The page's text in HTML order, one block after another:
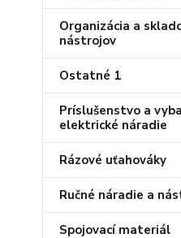
Organizácia a
nástrojov
Ostatné 1
Príslušenstvo a
elektrické náradie
Rázové uťahováky
Ručné náradie a
Spojovací materiál